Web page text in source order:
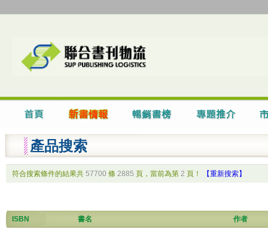
產品搜索
符合搜索條件的結果共 57700 條 2885 頁，當前為第 2 頁！ 【重新搜索】
ISBN 書名 作者